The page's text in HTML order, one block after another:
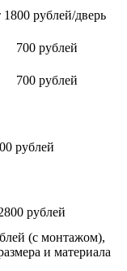
1800 рублей/дверь
700 рублей
700 рублей
рублей
рублей
(с монтажом),
и материала